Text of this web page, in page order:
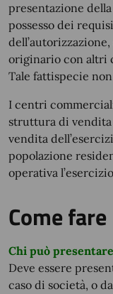
presentazione
possesso dei
originario con altri
Tale fattispecie
I centri
struttura di
vendita
popolazione
operativa
Come fare
Chi può
Deve essere
caso di società, o